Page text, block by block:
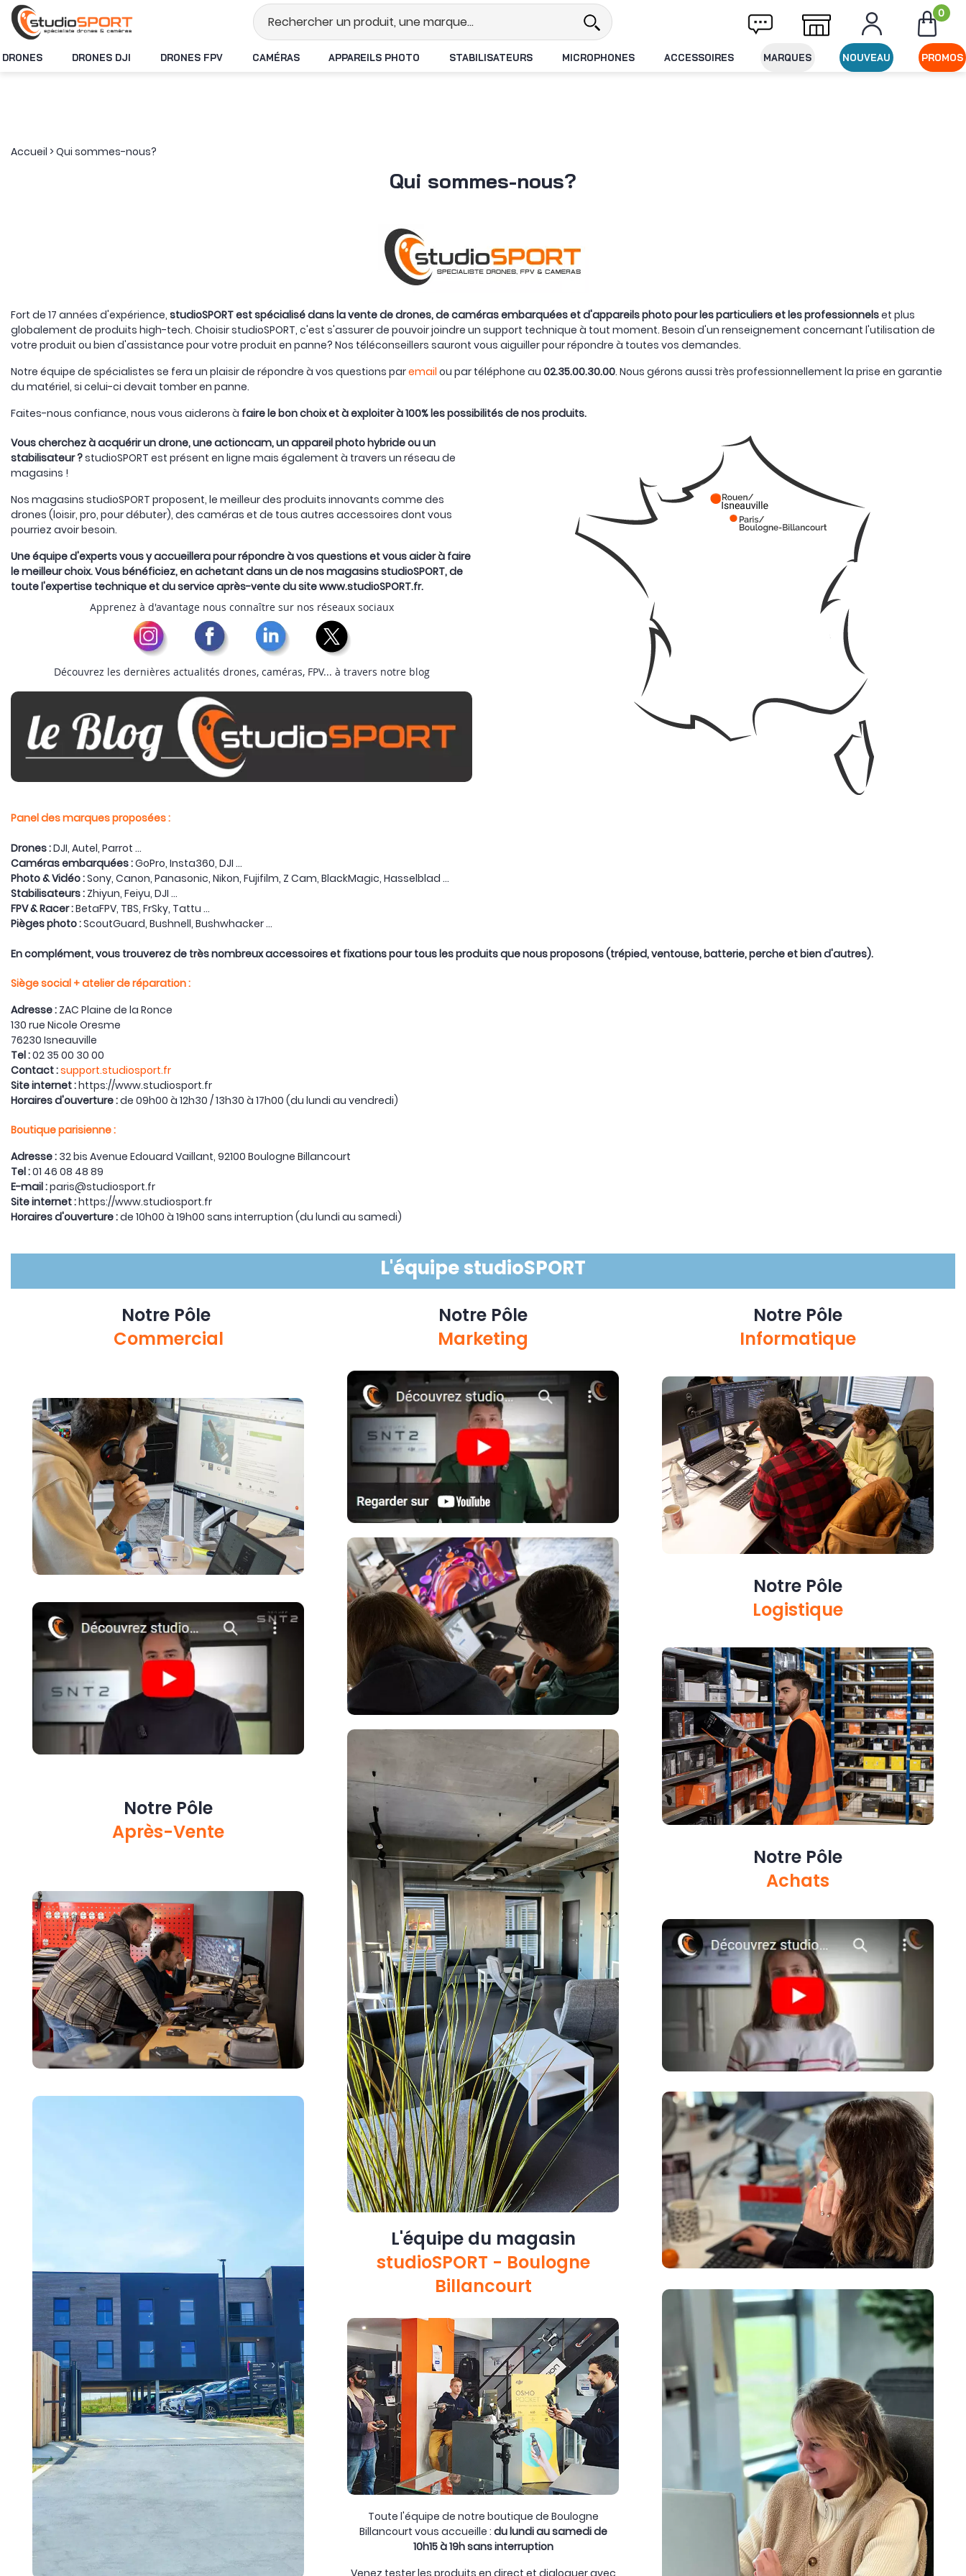
Stock en temps réel Livraison offerte dès 49€ d'achat Expédition le jour
0
DRONES DRONES DJI DRONES FPV CAMÉRAS APPAREILS PHOTO STABILISATEURS MICROPHONES ACCESSOIRES MARQUES NOUVEAU PROMOS
Accueil >Qui sommes-nous?
Qui sommes-nous?
Fort de 17 années d'expérience, studioSPORT est spécialisé dans la vente de drones, de caméras embarquées et d'appareils photo pour les particuliers et les professionnelset plus
globalement de produits high-tech. Choisir studioSPORT, c'est s'assurer de pouvoir joindre un support technique à tout moment. Besoin d'un renseignement concernant l'utilisation de
votre produit ou bien d'assistance pour votre produit en panne? Nos téléconseillers sauront vous aiguiller pour répondre à toutes vos demandes.
Notre équipe de spécialistes se fera un plaisir de répondre à vos questions paremail ou par téléphone au 02.35.00.30.00. Nous gérons aussi très professionnellement la prise en garantie
du matériel, si celui-ci devait tomber en panne.
Faites-nous confiance, nous vous aiderons à faire le bon choix et à exploiter à 100% les possibilités de nos produits.
Vous cherchez à acquérir un drone, une actioncam, un appareil photo hybride ou un
stabilisateur ?studioSPORT est présent en ligne mais également à travers un réseau de
magasins !
Nos magasins studioSPORT proposent, le meilleur des produits innovants comme des
drones (loisir, pro, pour débuter), des caméras et de tous autres accessoires dont vous
pourriez avoir besoin.
Une équipe d'experts vous y accueillera pour répondre à vos questions et vous aider à faire
le meilleur choix. Vous bénéficiez, en achetant dans un de nos magasins studioSPORT, de
toute l'expertise technique et du service après-vente du site www.studioSPORT.fr.
Apprenez à d'avantage nous connaître sur nos réseaux sociaux
Découvrez les dernières actualités drones, caméras, FPV... à travers notre blog
Panel des marques proposées :
Drones :DJI, Autel, Parrot ...
Caméras embarquées :GoPro, Insta360, DJI ...
Photo & Vidéo :Sony, Canon, Panasonic, Nikon, Fujifilm, Z Cam, BlackMagic, Hasselblad ...
Stabilisateurs : Zhiyun, Feiyu, DJI ...
FPV & Racer :BetaFPV, TBS, FrSky, Tattu ...
Pièges photo :ScoutGuard, Bushnell, Bushwhacker ...
En complément, vous trouverez de très nombreux accessoires et fixations pour tous les produits que nous proposons (trépied, ventouse, batterie, perche et bien d'autres).
Siège social + atelier de réparation :
Adresse : ZAC Plaine de la Ronce
130 rue Nicole Oresme
76230 Isneauville
Tel :02 35 00 30 00
Contact :support.studiosport.fr
Site internet :https://www.studiosport.fr
Horaires d'ouverture :de 09h00 à 12h30 / 13h30 à 17h00 (du lundi au vendredi)
Boutique parisienne :
Adresse : 32 bis Avenue Edouard Vaillant, 92100 Boulogne Billancourt
Tel :01 46 08 48 89
E-mail :paris@studiosport.fr
Site internet :https://www.studiosport.fr
Horaires d'ouverture :de 10h00 à 19h00 sans interruption (du lundi au samedi)
L'équipe studioSPORT
Notre Pôle
Commercial
Notre Pôle
Après-Vente
Notre Pôle
Marketing
L'équipe du magasin
studioSPORT - Boulogne
Billancourt
Toute l'équipe de notre boutique de Boulogne
Billancourt vous accueille : du lundi au samedi de
10h15 à 19h sans interruption
Venez tester les produits en direct et dialoguer avec
Notre Pôle
Informatique
Notre Pôle
Logistique
Notre Pôle
Achats